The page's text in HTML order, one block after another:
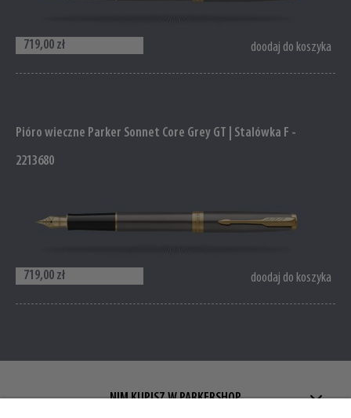
719,00 zł doodaj do koszyka
Pióro wieczne Parker Sonnet Core Grey GT | Stalówka F -
2213680
719,00 zł doodaj do koszyka
NIM KUPISZ W PARKERSHOP